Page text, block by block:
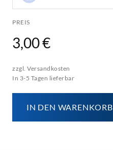
PREIS
3,00 €
zzgl. Versandkosten
In 3-5 Tagen lieferbar
IN DEN WARENKORB